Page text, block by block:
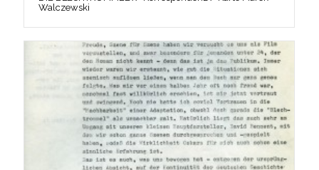
Walczewski